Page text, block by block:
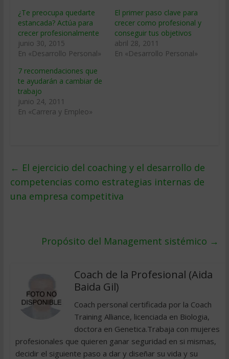
¿Te preocupa quedarte
estancada? Actúa para
crecer profesionalmente
junio 30, 2015
En «Desarrollo Personal»
El primer paso clave para
crecer como profesional y
conseguir tus objetivos
abril 28, 2011
En «Desarrollo Personal»
7 recomendaciones que
te ayudarán a cambiar de
trabajo
junio 24, 2011
En «Carrera y Empleo»
← El ejercicio del coaching y el desarrollo de
competencias como estrategias internas de
una empresa competitiva
Propósito del Management sistémico →
Coach de la Profesional (Aida
Baida Gil)
Coach personal certificada por la Coach
Training Alliance, licenciada en Biologia,
doctora en Genetica.Trabaja con mujeres
profesionales que quieren ganar seguridad en si mismas,
decidir el siguiente paso a dar y diseñar su vida y su